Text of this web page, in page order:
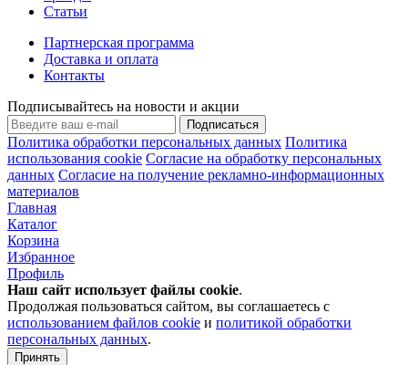
Статьи
Партнерская программа
Доставка и оплата
Контакты
Подписывайтесь на новости и акции
Подписаться
Политика обработки персональных данных Политика
использования cookie Согласие на обработку персональных
данных Согласие на получение рекламно-информационных
материалов
Главная
Каталог
Корзина
Избранное
Профиль
Наш сайт использует файлы cookie.
Продолжая пользоваться сайтом, вы соглашаетесь с
использованием файлов cookie и политикой обработки
персональных данных.
Принять